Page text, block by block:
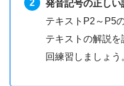
発音記号の正しい
テキストP2～P5
テキストの解説
回練習しましょう